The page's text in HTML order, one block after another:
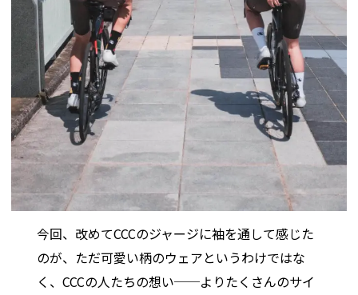
今回、改めてCCCのジャージに袖を通して感じた
のが、ただ可愛い柄のウェアというわけではな
く、CCCの人たちの想い──よりたくさんのサイ